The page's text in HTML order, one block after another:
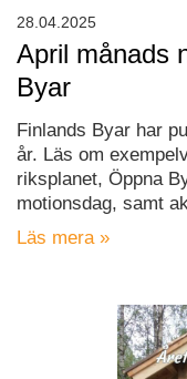
April månads
Byar
Finlands Byar har
år. Läs om
riksplanet, Öppna
motionsdag, samt
Läs mera »
28.04.2025